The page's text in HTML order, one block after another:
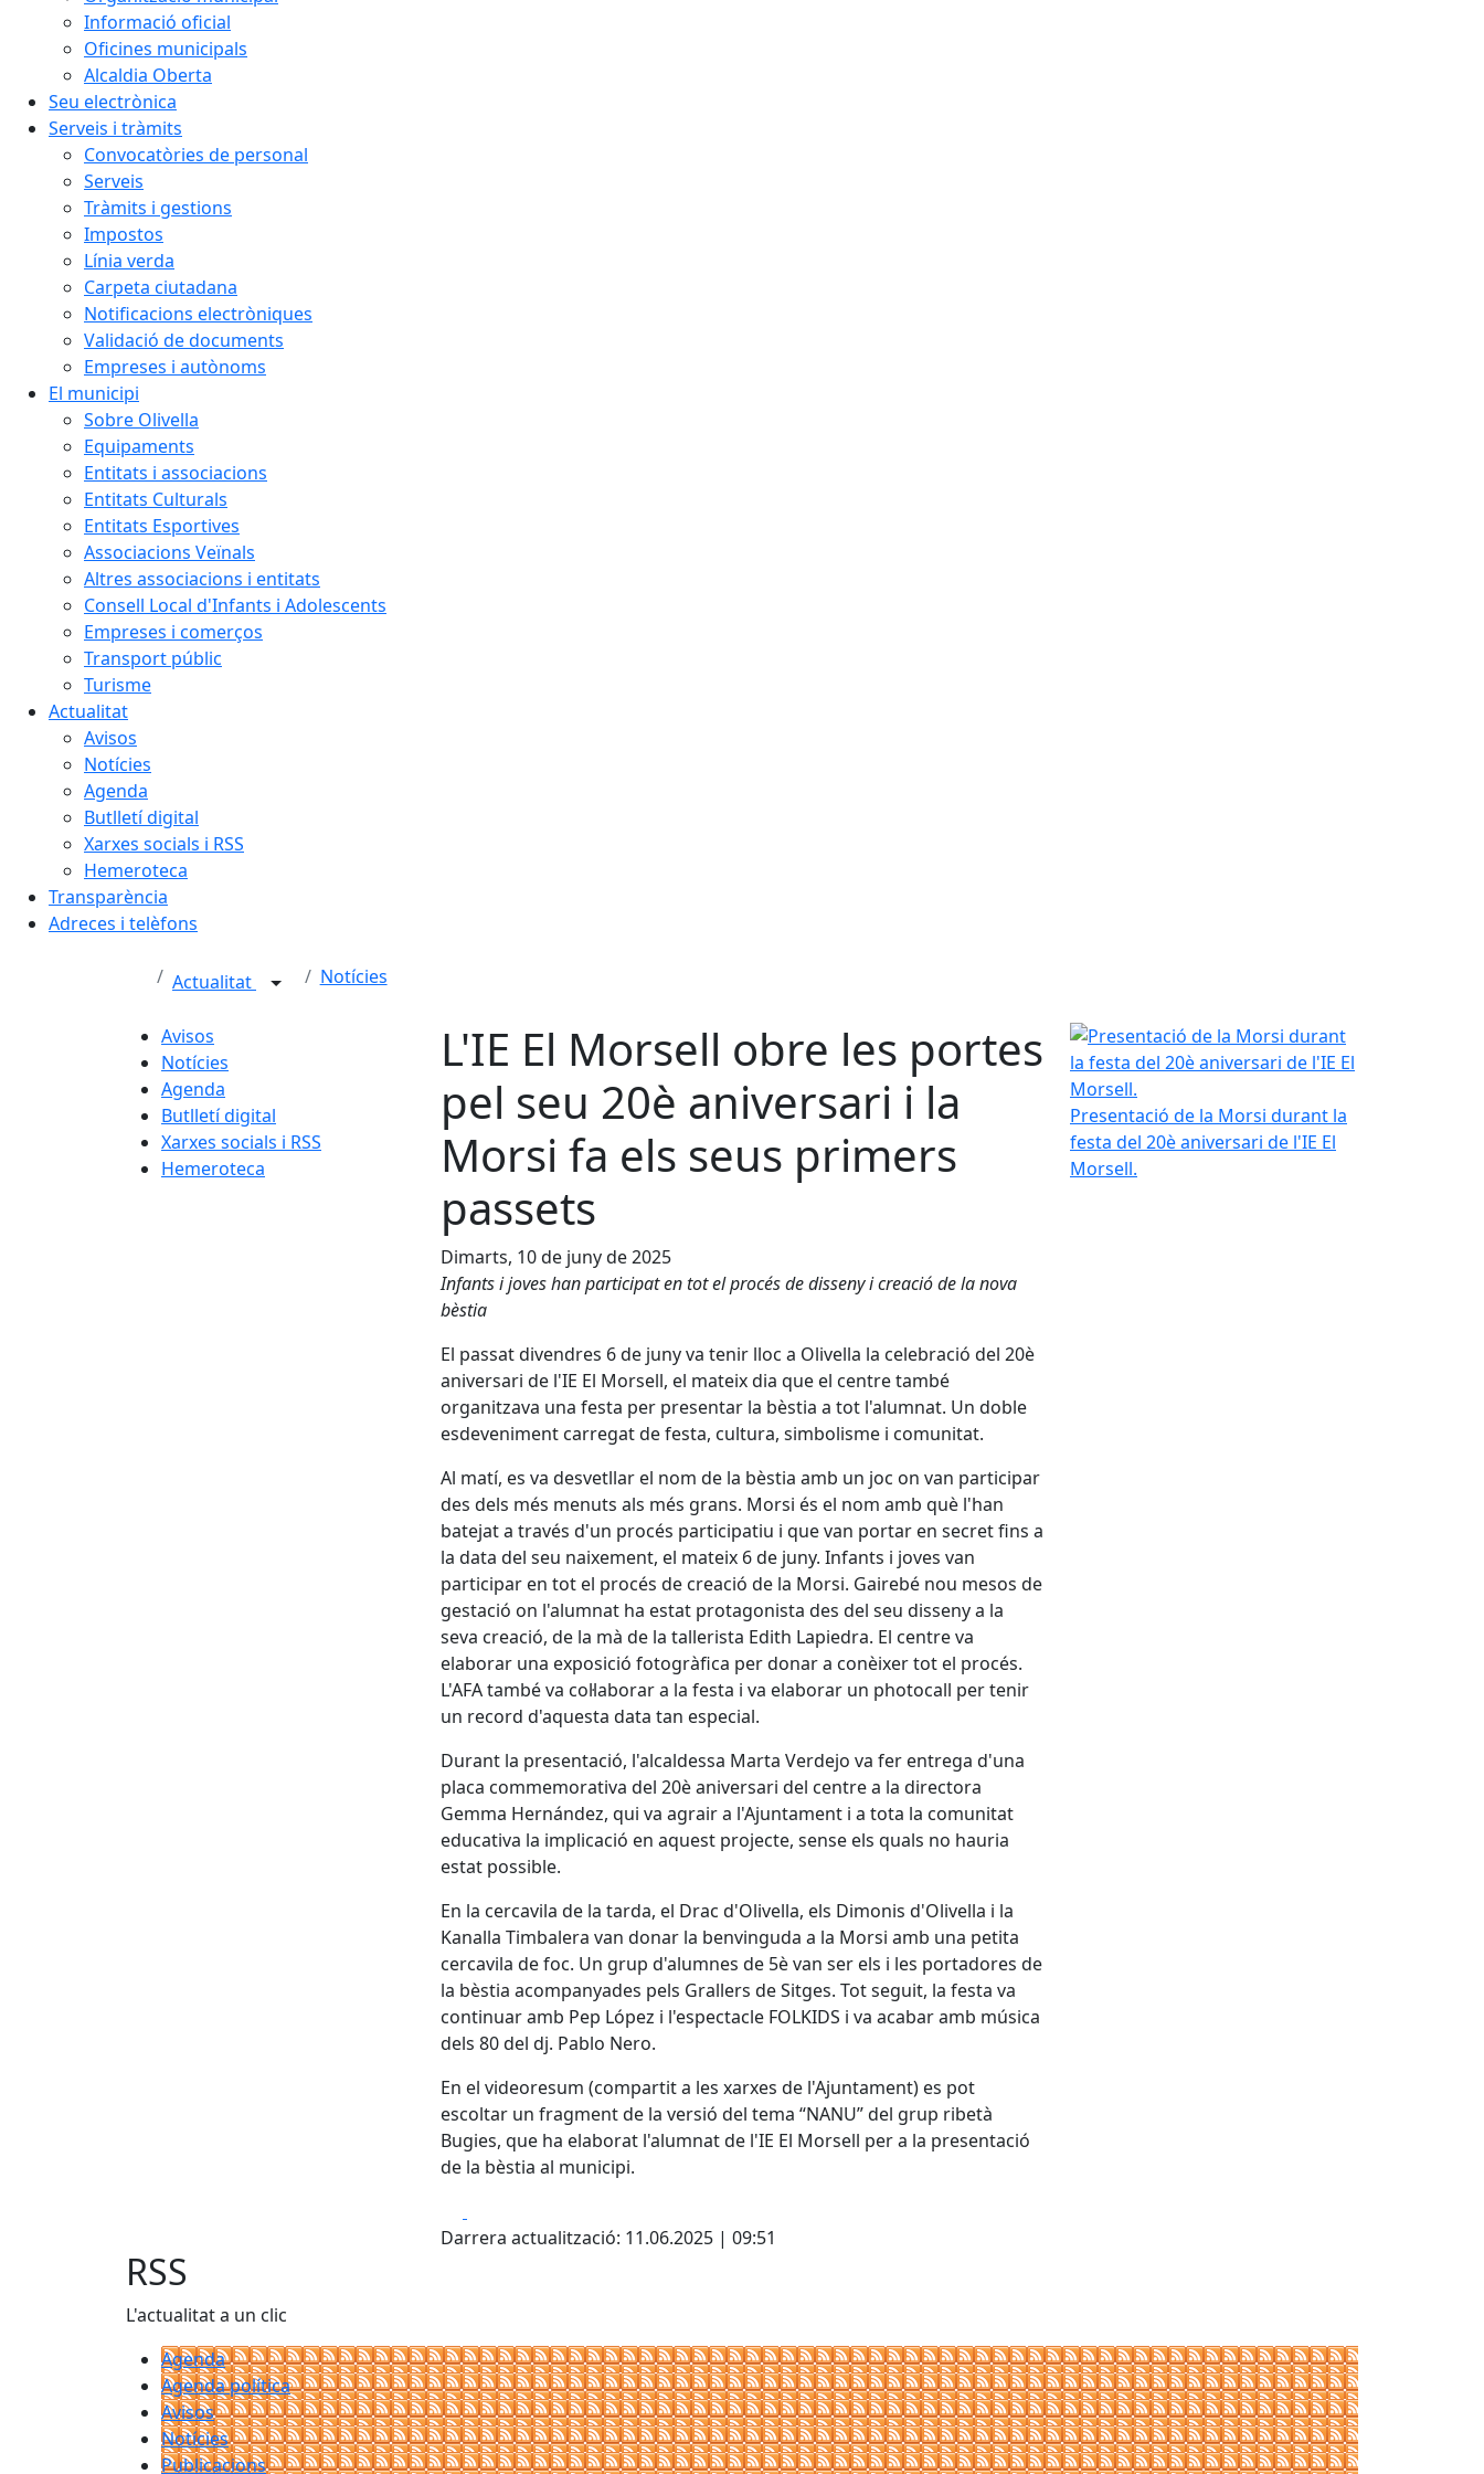
Informació oficial
Oficines municipals
Alcaldia Oberta
Seu electrònica
Serveis i tràmits
Convocatòries de personal
Serveis
Tràmits i gestions
Impostos
Línia verda
Carpeta ciutadana
Notificacions electròniques
Validació de documents
Empreses i autònoms
El municipi
Sobre Olivella
Equipaments
Entitats i associacions
Entitats Culturals
Entitats Esportives
Associacions Veïnals
Altres associacions i entitats
Consell Local d'Infants i Adolescents
Empreses i comerços
Transport públic
Turisme
Actualitat
Avisos
Notícies
Agenda
Butlletí digital
Xarxes socials i RSS
Hemeroteca
Transparència
Adreces i telèfons
Actualitat Notícies
Avisos
Notícies
Agenda
Butlletí digital
Xarxes socials i RSS
Hemeroteca
L'IE El Morsell obre les portes
pel seu 20è aniversari i la
Morsi fa els seus primers
passets
Dimarts, 10 de juny de 2025
Infants i joves han participat en tot el procés de disseny i creació de la nova
bèstia
El passat divendres 6 de juny va tenir lloc a Olivella la celebració del 20è
aniversari de l'IE El Morsell, el mateix dia que el centre també
organitzava una festa per presentar la bèstia a tot l'alumnat. Un doble
esdeveniment carregat de festa, cultura, simbolisme i comunitat.
Al matí, es va desvetllar el nom de la bèstia amb un joc on van participar
des dels més menuts als més grans. Morsi és el nom amb què l'han
batejat a través d'un procés participatiu i que van portar en secret fins a
la data del seu naixement, el mateix 6 de juny. Infants i joves van
participar en tot el procés de creació de la Morsi. Gairebé nou mesos de
gestació on l'alumnat ha estat protagonista des del seu disseny a la
seva creació, de la mà de la tallerista Edith Lapiedra. El centre va
elaborar una exposició fotogràfica per donar a conèixer tot el procés.
L'AFA també va col·laborar a la festa i va elaborar un photocall per tenir
un record d'aquesta data tan especial.
Durant la presentació, l'alcaldessa Marta Verdejo va fer entrega d'una
placa commemorativa del 20è aniversari del centre a la directora
Gemma Hernández, qui va agrair a l'Ajuntament i a tota la comunitat
educativa la implicació en aquest projecte, sense els quals no hauria
estat possible.
En la cercavila de la tarda, el Drac d'Olivella, els Dimonis d'Olivella i la
Kanalla Timbalera van donar la benvinguda a la Morsi amb una petita
cercavila de foc. Un grup d'alumnes de 5è van ser els i les portadores de
la bèstia acompanyades pels Grallers de Sitges. Tot seguit, la festa va
continuar amb Pep López i l'espectacle FOLKIDS i va acabar amb música
dels 80 del dj. Pablo Nero.
En el videoresum (compartit a les xarxes de l'Ajuntament) es pot
escoltar un fragment de la versió del tema “NANU” del grup ribetà
Bugies, que ha elaborat l'alumnat de l'IE El Morsell per a la presentació
de la bèstia al municipi.
Darrera actualització: 11.06.2025 | 09:51
Presentació de la Morsi durant la festa del 20è
Presentació de la Morsi durant la
festa del 20è aniversari de l'IE El
Morsell.
RSS
L'actualitat a un clic
Agenda
Agenda política
Avisos
Notícies
Publicacions